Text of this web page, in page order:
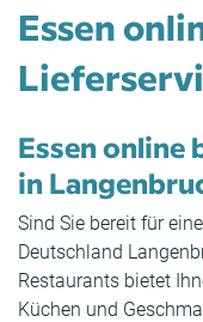
Essen
Essen online
in
Sind Sie bereit für
Deutschland
Restaurants bietet
Küchen und